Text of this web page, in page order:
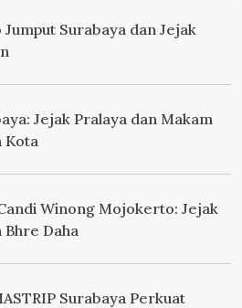
Surabaya dan Jejak
Jejak Pralaya dan Makam
Kota
Winong Mojokerto: Jejak
Daha
Surabaya Perkuat